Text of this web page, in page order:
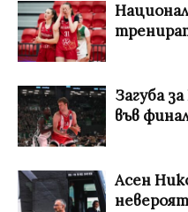
Загуба
във
Асен